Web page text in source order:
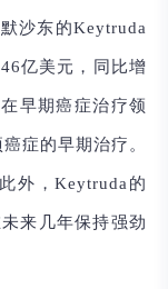
沙东的Keytruda
亿美元，同比增
早期癌症治疗领
症的早期治疗。
外，Keytruda的
来几年保持强劲